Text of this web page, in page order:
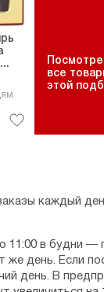
все
этой
каждый
11:00 в будни —
же день. Если
день. В